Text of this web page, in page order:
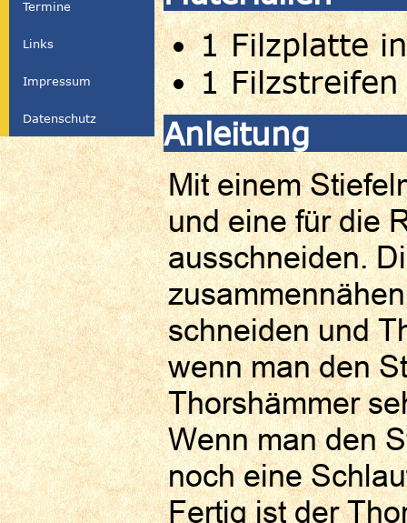
1 Filzplatte
1
Anleitung
Mit einem
und eine für die
ausschneiden.
schneiden und
wenn man den
Thorshämmer
Wenn man den
noch eine
Fertig ist der
Termine
Links
Impressum
Datenschutz